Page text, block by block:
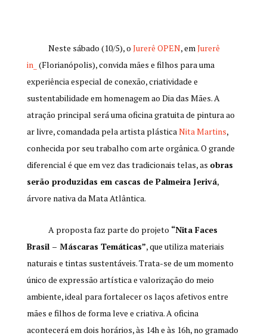
Neste sábado (10/5), o Jurerê OPEN, emJurerê
in_ (Florianópolis), convida mães e filhos para uma
experiência especial de conexão, criatividade e
sustentabilidade em homenagem ao Dia das Mães. A
atração principal será uma oficina gratuita de pintura ao
ar livre, comandada pela artista plásticaNita Martins,
conhecida por seu trabalho com arte orgânica. O grande
diferencial é que em vez das tradicionais telas, as obras
serão produzidas em cascas de Palmeira Jerivá,
árvore nativa da Mata Atlântica.
A proposta faz parte do projeto “Nita Faces
Brasil – Máscaras Temáticas”, que utiliza materiais
naturais e tintas sustentáveis. Trata-se de um momento
único de expressão artística e valorização do meio
ambiente, ideal para fortalecer os laços afetivos entre
mães e filhos de forma leve e criativa. A oficina
acontecerá em dois horários, às 14h e às 16h, no gramado